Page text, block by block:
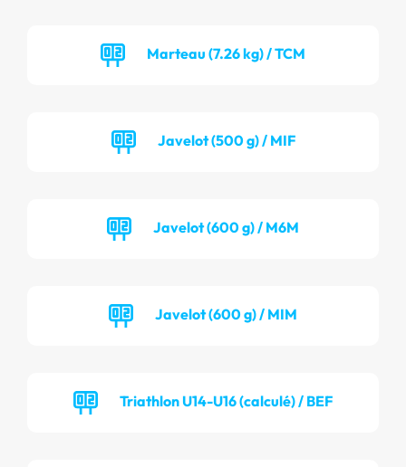
Marteau (7.26 kg) / TCM
Javelot (500 g) / MIF
Javelot (600 g) / M6M
Javelot (600 g) / MIM
Triathlon U14-U16 (calculé) / BEF